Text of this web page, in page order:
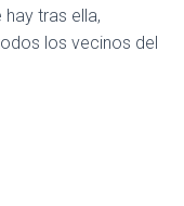
tras ella,
los vecinos del